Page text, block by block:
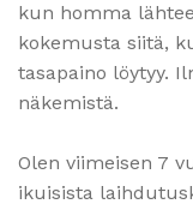
kun homma
kokemusta siitä,
tasapaino löytyy.
näkemistä.
Olen viimeisen 7
ikuisista